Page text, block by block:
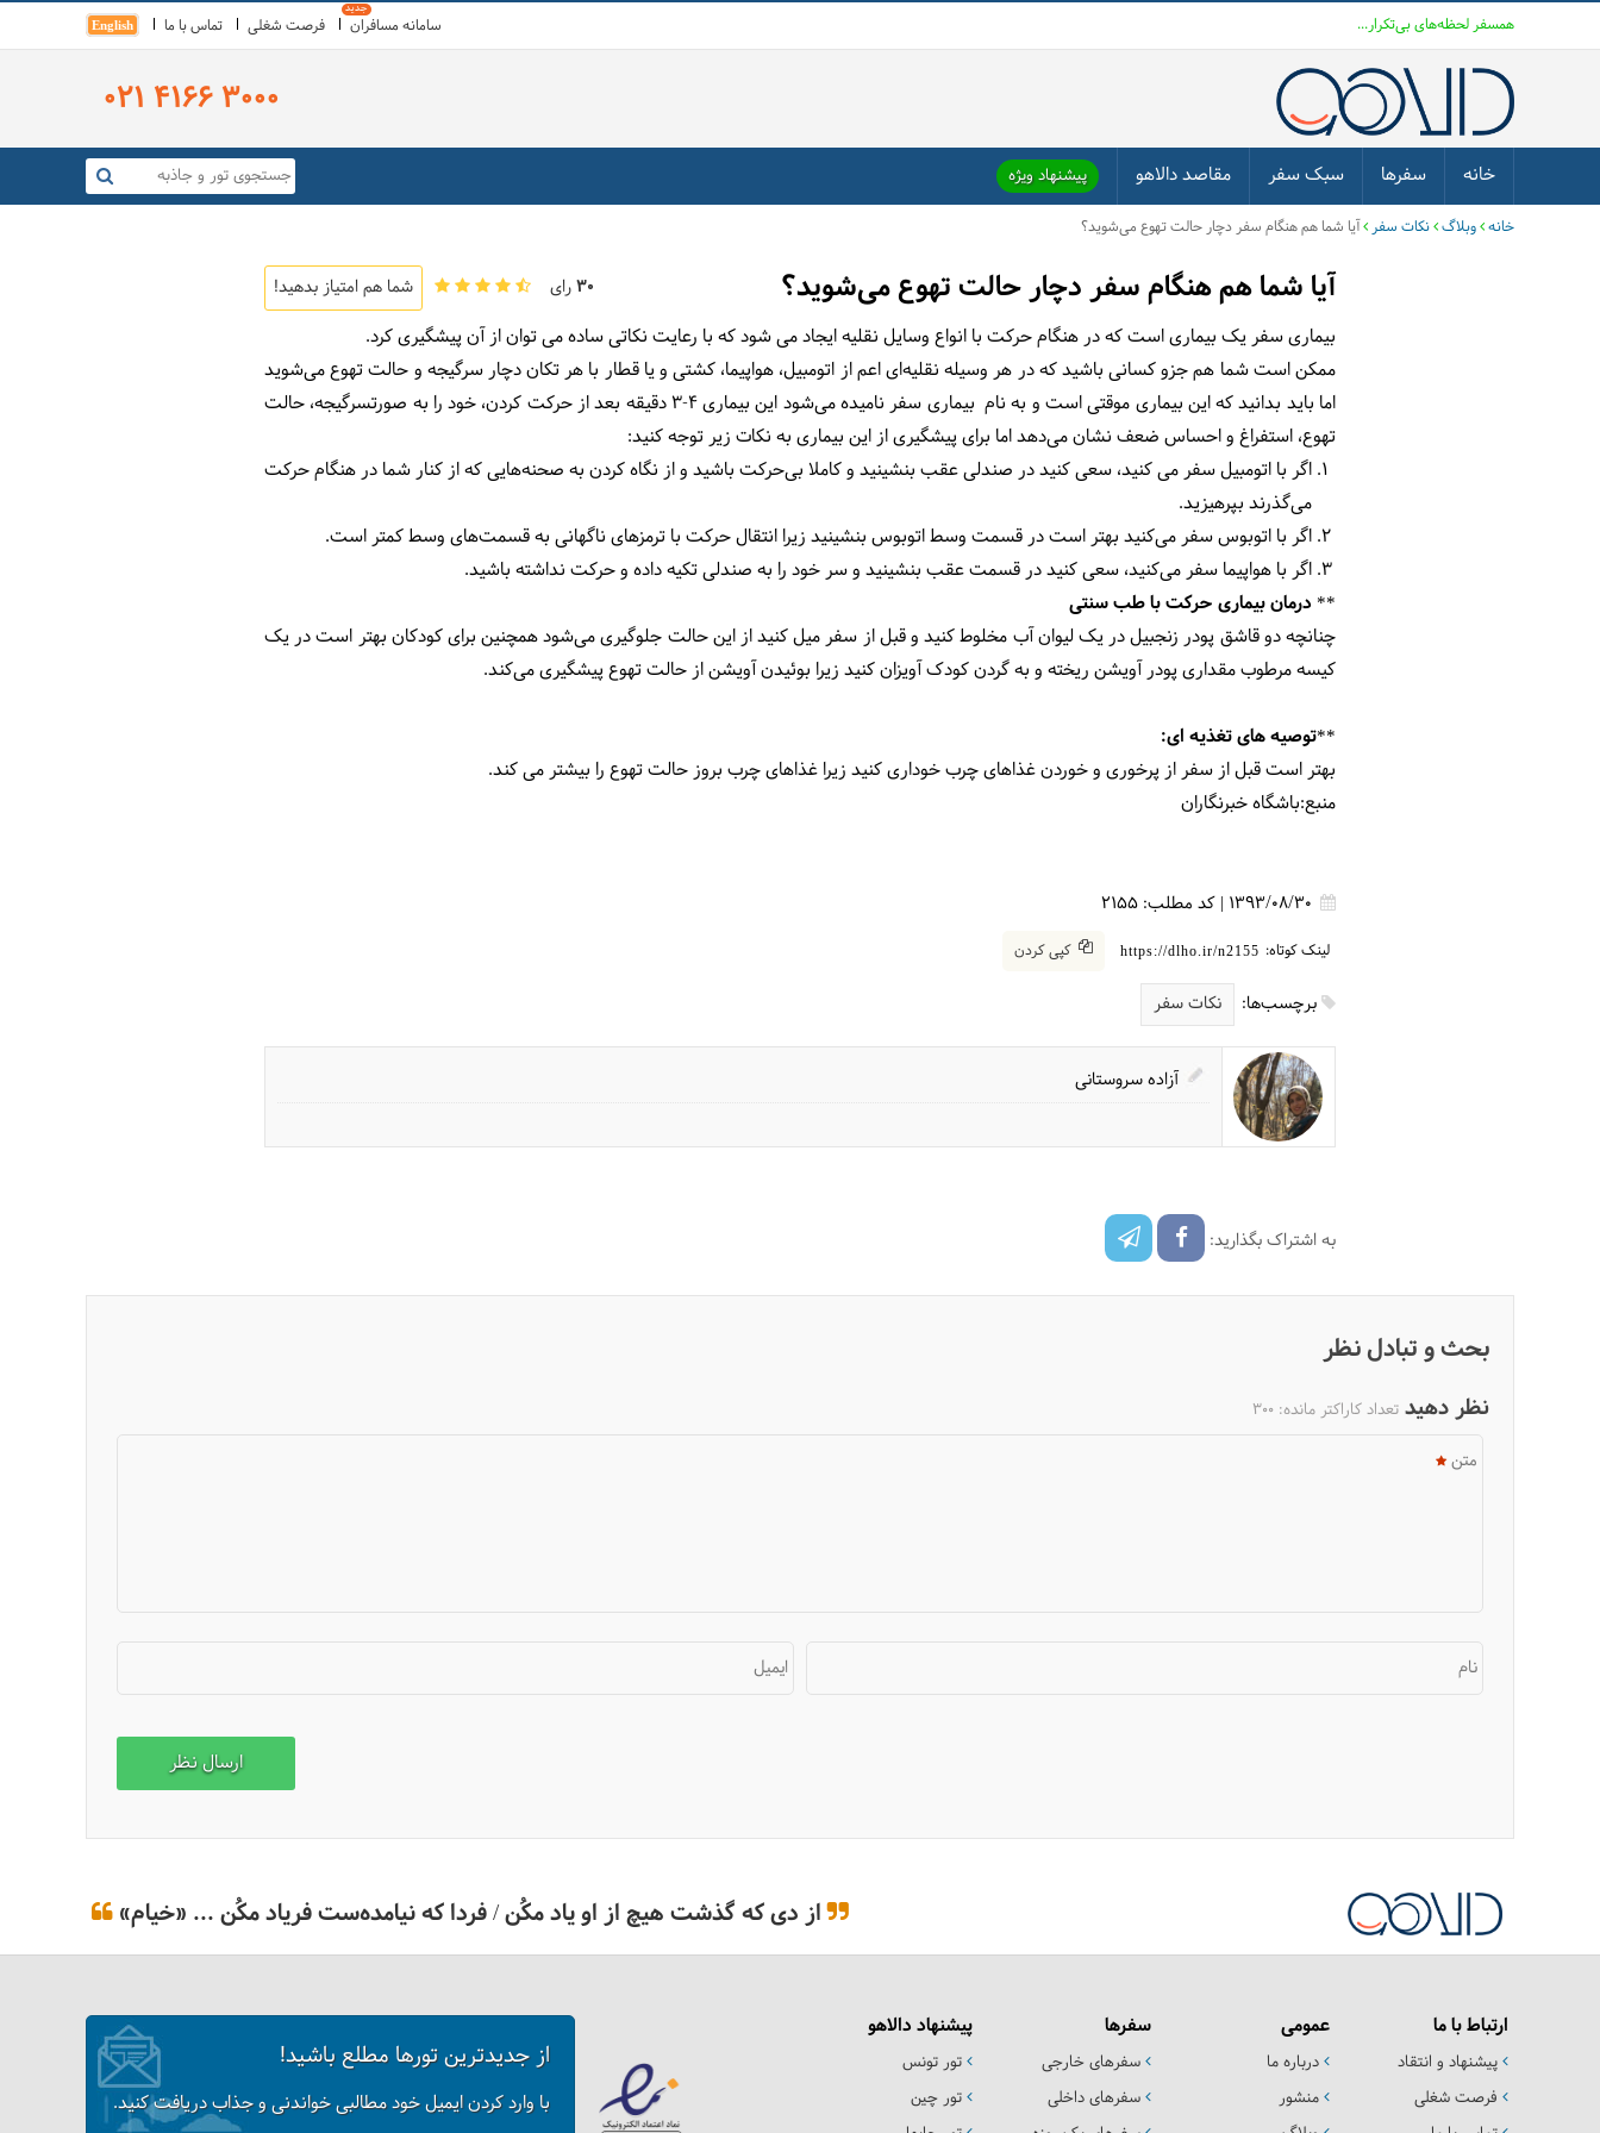
همسفر لحظه‌های بی‌تکرار... سامانه مسافران فرصت شغلی تماس با ما English
021 4166 3000
خانه سفرها سبک سفر مقاصد دالاهو پیشنهاد ویژه
خانه وبلاگ نکات سفر آیا شما هم هنگام سفر دچار حالت تهوع می‌شوید؟
آیا شما هم هنگام سفر دچار حالت تهوع می‌شوید؟ 30رای شما هم امتیاز بدهید!
بیماری سفر یک بیماری است که در هنگام حرکت با انواع وسایل نقلیه ایجاد می شود که با رعایت نکاتی ساده می توان از آن پیشگیری کرد.
ممکن است شما هم جزو کسانی باشید که در هر وسیله نقلیه‌ای اعم از اتومبیل، هواپیما، کشتی و یا قطار با هر تکان دچار سرگیجه و حالت تهوع می‌شوید
اما باید بدانید که این بیماری موقتی است و به نام بیماری سفر نامیده می‌شود این بیماری 4-3 دقیقه بعد از حرکت کردن، خود را به صورتسرگیجه، حالت
تهوع، استفراغ و احساس ضعف نشان می‌دهد اما برای پیشگیری از این بیماری به نکات زیر توجه کنید:
اگر با اتومبیل سفر می کنید، سعی کنید در صندلی عقب بنشینید و کاملا بی‌حرکت باشید و از نگاه کردن به صحنه‌هایی که از کنار شما در هنگام حرکت
می‌گذرند بپرهیزید.
اگر با اتوبوس سفر می‌کنید بهتر است در قسمت وسط اتوبوس بنشینید زیرا انتقال حرکت با ترمزهای ناگهانی به قسمت‌های وسط کمتر است.
اگر با هواپیما سفر می‌کنید، سعی کنید در قسمت عقب بنشینید و سر خود را به صندلی تکیه داده و حرکت نداشته باشید.
** درمان بیماری حرکت با طب سنتی
چنانچه دو قاشق پودر زنجبیل در یک لیوان آب مخلوط کنید و قبل از سفر میل کنید از این حالت جلوگیری می‌شود همچنین برای کودکان بهتر است در یک
کیسه مرطوب مقداری پودر آویشن ریخته و به گردن کودک آویزان کنید زیرا بوئیدن آویشن از حالت تهوع پیشگیری می‌کند.
**توصیه های تغذیه ای:
بهتر است قبل از سفر از پرخوری و خوردن غذاهای چرب خوداری کنید زیرا غذاهای چرب بروز حالت تهوع را بیشتر می کند.
منبع:باشگاه خبرنگاران
1393/08/30
| کد مطلب: 2155
لینک کوتاه: https://dlho.ir/n2155 کپی کردن
برچسب‌ها: نکات سفر
آزاده سروستانی
به اشتراک بگذارید:
بحث و تبادل نظر
نظر دهید تعداد کاراکتر مانده: 300
متن
نام ایمیل
از دی که گذشت هیچ از او یاد مکُن / فردا که نیامده‌ست فریاد مکُن ... «خیام»
ارتباط با ما
پیشنهاد و انتقاد
فرصت شغلی
عمومی
درباره ما
منشور
سفرها
سفرهای خارجی
سفرهای داخلی
پیشنهاد دالاهو
تور تونس
تور چین
از جدیدترین تورها مطلع باشید!
با وارد کردن ایمیل خود مطالبی خواندنی و جذاب دریافت کنید.